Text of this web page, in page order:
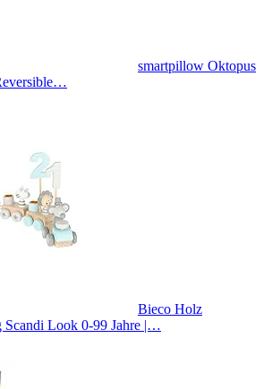
smartpillow Oktopus
Bieco Holz
Scandi Look 0-99 Jahre |…